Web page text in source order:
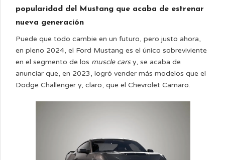
popularidad del Mustang que acaba de estrenar
nueva generación
Puede que todo cambie en un futuro, pero justo ahora,
en pleno 2024, el Ford Mustang es el único sobreviviente
en el segmento de los muscle carsy, se acaba de
anunciar que, en 2023, logró vender más modelos que el
Dodge Challenger y, claro, que el Chevrolet Camaro.